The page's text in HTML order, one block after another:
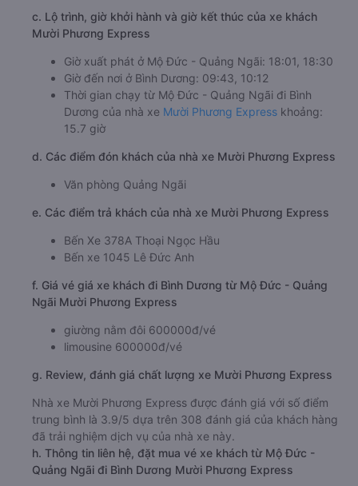
c. Lộ trình, giờ khởi hành và giờ kết thúc của xe khách
Mười Phương Express
Giờ xuất phát ở Mộ Đức - Quảng Ngãi: 18:01, 18:30
Giờ đến nơi ở Bình Dương: 09:43, 10:12
Thời gian chạy từ Mộ Đức - Quảng Ngãi đi Bình
Dương của nhà xe Mười Phương Express khoảng:
15.7 giờ
d. Các điểm đón khách của nhà xe Mười Phương Express
Văn phòng Quảng Ngãi
e. Các điểm trả khách của nhà xe Mười Phương Express
Bến Xe 378A Thoại Ngọc Hầu
Bến xe 1045 Lê Đức Anh
f. Giá vé giá xe khách đi Bình Dương từ Mộ Đức - Quảng
Ngãi Mười Phương Express
giường nằm đôi 600000đ/vé
limousine 600000đ/vé
g. Review, đánh giá chất lượng xe Mười Phương Express
Nhà xe Mười Phương Express được đánh giá với số điểm
trung bình là 3.9/5 dựa trên 308 đánh giá của khách hàng
đã trải nghiệm dịch vụ của nhà xe này.
h. Thông tin liên hệ, đặt mua vé xe khách từ Mộ Đức -
Quảng Ngãi đi Bình Dương Mười Phương Express